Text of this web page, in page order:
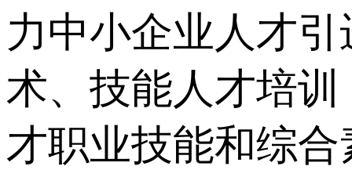
力中小企业人才
术、技能人才培
才职业技能和综合